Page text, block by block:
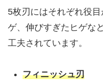
5枚刃にはそれぞれ役
ゲ、伸びすぎたヒゲな
工夫されています。
フィニッシュ刃